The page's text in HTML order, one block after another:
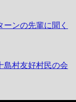
ーンの先輩に聞く
島村友好村民の会